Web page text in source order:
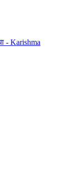
- Karishma